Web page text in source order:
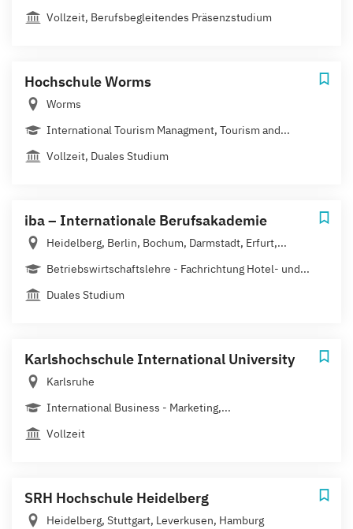
Vollzeit, Berufsbegleitendes Präsenzstudium
Hochschule Worms
Worms
International Tourism Managment, Tourism and...
Vollzeit, Duales Studium
iba – Internationale Berufsakademie
Heidelberg, Berlin, Bochum, Darmstadt, Erfurt,...
Betriebswirtschaftslehre - Fachrichtung Hotel- und...
Duales Studium
Karlshochschule International University
Karlsruhe
International Business - Marketing,...
Vollzeit
SRH Hochschule Heidelberg
Heidelberg, Stuttgart, Leverkusen, Hamburg